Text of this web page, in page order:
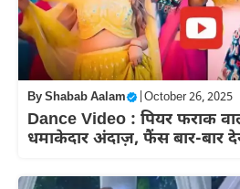
ByShabab Aalam October 26, 2025
Dance Video : पियर फराक
धमाकेदार अंदाज़, फैंस बार-बार